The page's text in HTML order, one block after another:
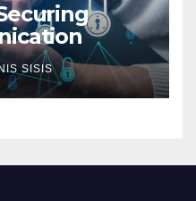
SISIS